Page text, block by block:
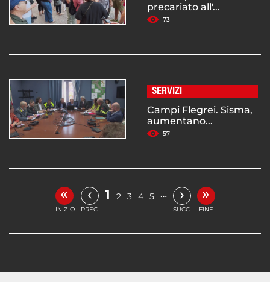
precariato all'...
73
SERVIZI
Campi Flegrei. Sisma,
aumentano...
57
«
INIZIO
‹
PREC.
1 2 3 4 5 … ›
SUCC.
»
FINE